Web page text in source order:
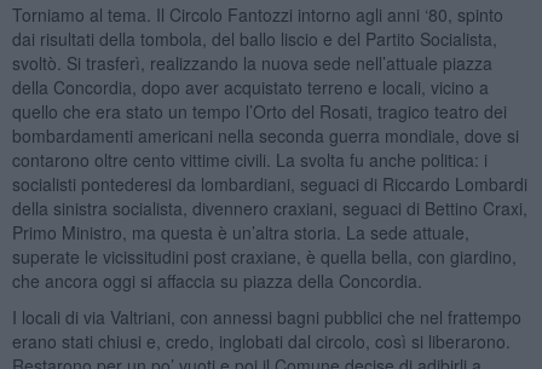
Torniamo al tema. Il Circolo Fantozzi intorno agli anni ‘80, spinto
dai risultati della tombola, del ballo liscio e del Partito Socialista,
svoltò. Si trasferì, realizzando la nuova sede nell’attuale piazza
della Concordia, dopo aver acquistato terreno e locali, vicino a
quello che era stato un tempo l’Orto del Rosati, tragico teatro dei
bombardamenti americani nella seconda guerra mondiale, dove si
contarono oltre cento vittime civili. La svolta fu anche politica: i
socialisti pontederesi da lombardiani, seguaci di Riccardo Lombardi
della sinistra socialista, divennero craxiani, seguaci di Bettino Craxi,
Primo Ministro, ma questa è un’altra storia. La sede attuale,
superate le vicissitudini post craxiane, è quella bella, con giardino,
che ancora oggi si affaccia su piazza della Concordia.
I locali di via Valtriani, con annessi bagni pubblici che nel frattempo
erano stati chiusi e, credo, inglobati dal circolo, così si liberarono.